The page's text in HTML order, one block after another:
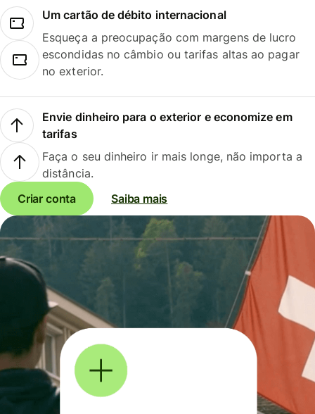
Um cartão de débito internacional
Esqueça a preocupação com margens de lucro
escondidas no câmbio ou tarifas altas ao pagar
no exterior.
Envie dinheiro para o exterior e economize em
tarifas
Faça o seu dinheiro ir mais longe, não importa a
distância.
Criar conta
Saiba mais